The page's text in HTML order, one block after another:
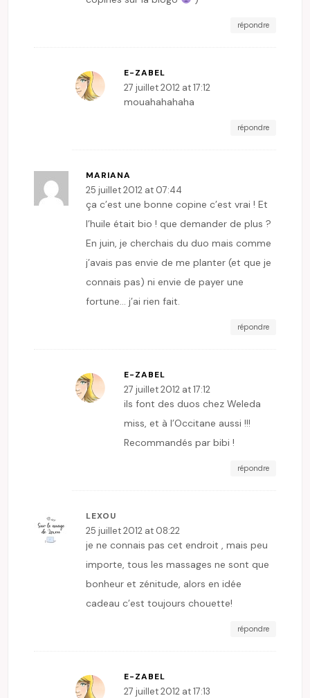
répondre
E-ZABEL
27 juillet 2012 at 17:12
mouahahahaha
répondre
MARIANA
25 juillet 2012 at 07:44
ça c’est une bonne copine c’est vrai ! Et
l’huile était bio ! que demander de plus ?
En juin, je cherchais du duo mais comme
j’avais pas envie de me planter (et que je
connais pas) ni envie de payer une
fortune… j’ai rien fait.
répondre
E-ZABEL
27 juillet 2012 at 17:12
ils font des duos chez Weleda
miss, et à l’Occitane aussi !!!
Recommandés par bibi !
répondre
LEXOU
25 juillet 2012 at 08:22
je ne connais pas cet endroit , mais peu
importe, tous les massages ne sont que
bonheur et zénitude, alors en idée
cadeau c’est toujours chouette!
répondre
E-ZABEL
27 juillet 2012 at 17:13